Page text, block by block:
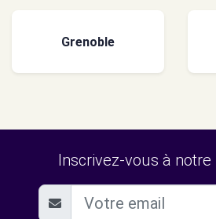
Grenoble
Inscrivez-vous à notre